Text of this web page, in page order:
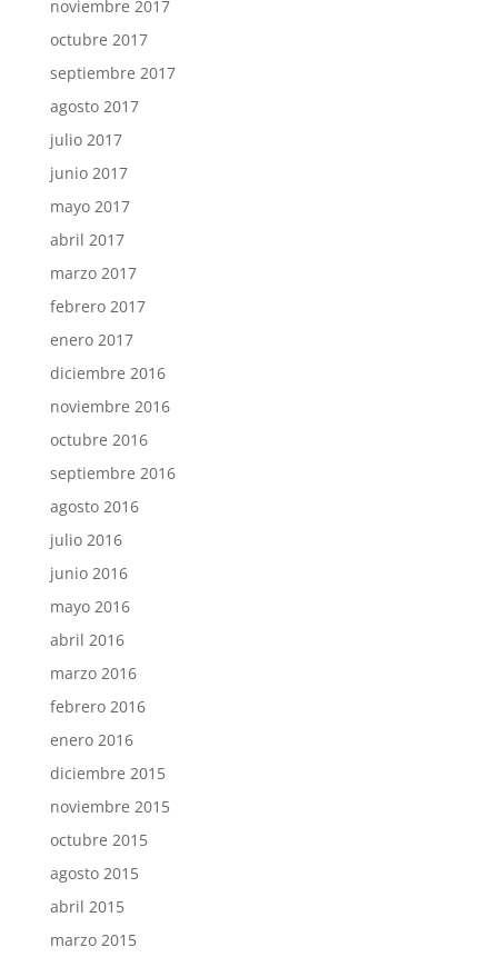
noviembre 2017
octubre 2017
septiembre 2017
agosto 2017
julio 2017
junio 2017
mayo 2017
abril 2017
marzo 2017
febrero 2017
enero 2017
diciembre 2016
noviembre 2016
octubre 2016
septiembre 2016
agosto 2016
julio 2016
junio 2016
mayo 2016
abril 2016
marzo 2016
febrero 2016
enero 2016
diciembre 2015
noviembre 2015
octubre 2015
agosto 2015
abril 2015
marzo 2015